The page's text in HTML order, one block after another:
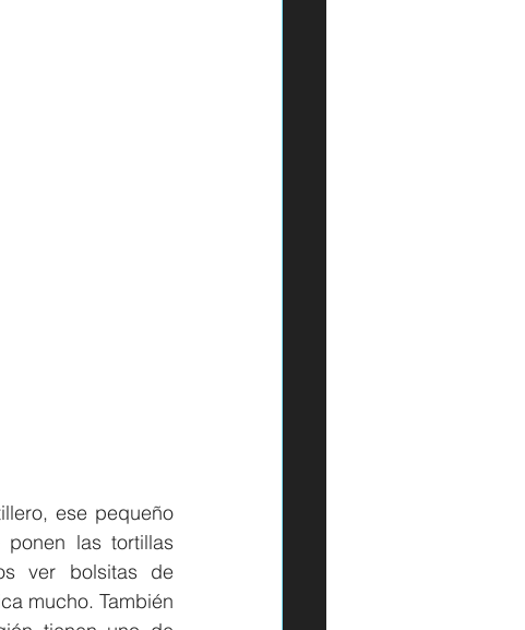
ese pequeño
las tortillas
ver bolsitas de
mucho. También